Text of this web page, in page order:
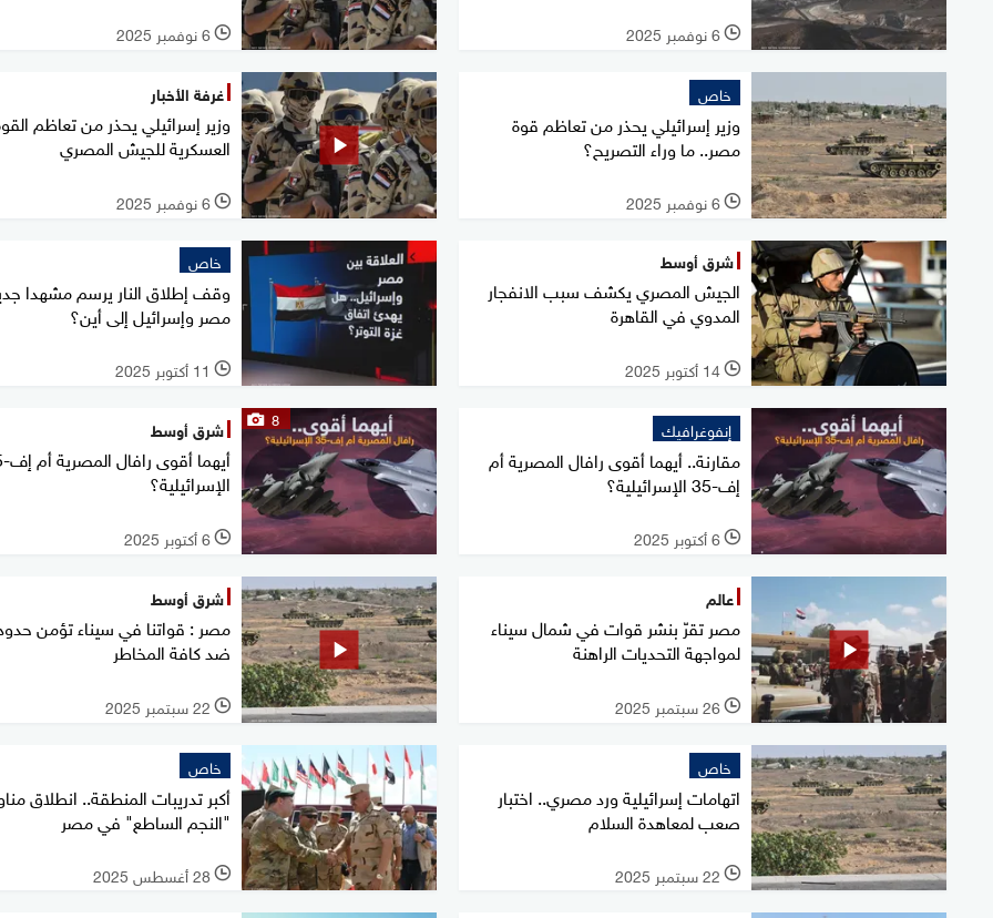
l 6 نوفمبر 2025 l 6 نوفمبر 2025
خاص
وزير إسرائيلي يحذر من تعاظم قوة
مصر.. ما وراء التصريح؟
l 6 نوفمبر 2025
غرفة الأخبار
وزير إسرائيلي يحذر من تعاظم
العسكرية للجيش المصري
l 6 نوفمبر 2025
شرق أوسط
الجيش المصري يكشف سبب الانفجار
المدوي في القاهرة
l 14 أكتوبر 2025
خاص
وقف إطلاق النار يرسم مشهدا
مصر وإسرائيل إلى أين؟
l 11 أكتوبر 2025
إنفوغرافيك
مقارنة.. أيهما أقوى رافال المصرية أم
إف-35 الإسرائيلية؟
l 6 أكتوبر 2025
8 شرق أوسط
الإسرائيلية؟
l 6 أكتوبر 2025
عالم
مصر تقرّ بنشر قوات في شمال سيناء
لمواجهة التحديات الراهنة
l 26 سبتمبر 2025
شرق أوسط
مصر : قواتنا في سيناء تؤمن
ضد كافة المخاطر
l 22 سبتمبر 2025
خاص
اتهامات إسرائيلية ورد مصري.. اختبار
صعب لمعاهدة السلام
l 22 سبتمبر 2025
خاص
أكبر تدريبات المنطقة.. انطلاق
"النجم الساطع" في مصر
l 28 أغسطس 2025